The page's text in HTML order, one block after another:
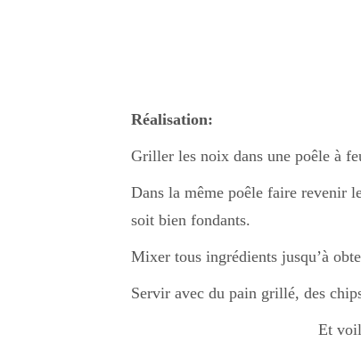
Réalisation:
Griller les noix dans une poêle à
Dans la même poêle faire revenir
soit bien fondants.
Mixer tous ingrédients jusqu’à
Servir avec du pain grillé, des
Et